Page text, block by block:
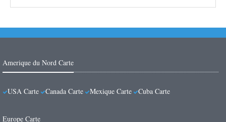
Amerique du Nord Carte
USA Carte Canada Carte Mexique Carte Cuba Carte
Europe Carte